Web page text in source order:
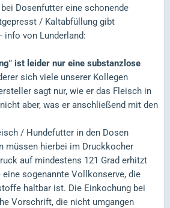
Dosenfutter eine schonende
/ Kaltabfüllung gibt
info von Lunderland:
ist leider nur eine substanzlose
sich viele unserer Kollegen
sagt nur, wie er das Fleisch in
aber, was er anschließend mit den
/ Hundefutter in den Dosen
müssen hierbei im Druckkocher
auf mindestens 121 Grad erhitzt
eine sogenannte Vollkonserve, die
haltbar ist. Die Einkochung bei
Vorschrift, die nicht umgangen